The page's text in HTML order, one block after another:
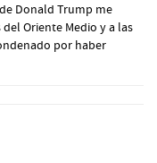
Donald Trump me
Oriente Medio y a las
por haber